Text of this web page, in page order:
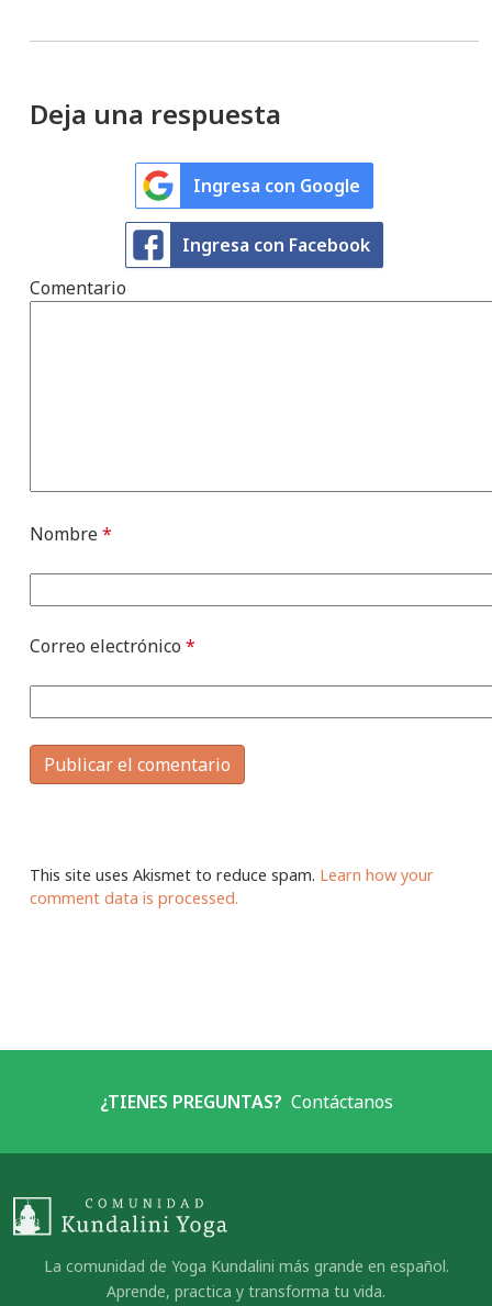
Deja una respuesta
Ingresa con Google
Ingresa con Facebook
Comentario
Nombre*
Correo electrónico *
This site uses Akismet to reduce spam. Learn how your
comment data is processed.
¿TIENES PREGUNTAS? Contáctanos
La comunidad de Yoga Kundalini más grande en español.
Aprende, practica y transforma tu vida.